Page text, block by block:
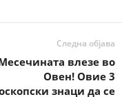
Следна објава
влезе во
Овен! Овие 3
знаци да се